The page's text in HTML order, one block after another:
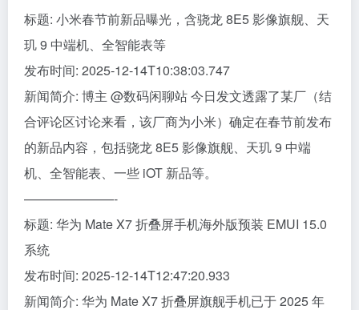
标题: 小米春节前新品曝光，含骁龙 8E5 影像旗舰、天
玑 9 中端机、全智能表等
发布时间: 2025-12-14T10:38:03.747
新闻简介: 博主 @数码闲聊站 今日发文透露了某厂（结
合评论区讨论来看，该厂商为小米）确定在春节前发布
的新品内容，包括骁龙 8E5 影像旗舰、天玑 9 中端
机、全智能表、一些 iOT 新品等。
———————-
标题: 华为 Mate X7 折叠屏手机海外版预装 EMUI 15.0
系统
发布时间: 2025-12-14T12:47:20.933
新闻简介: 华为 Mate X7 折叠屏旗舰手机已于 2025 年